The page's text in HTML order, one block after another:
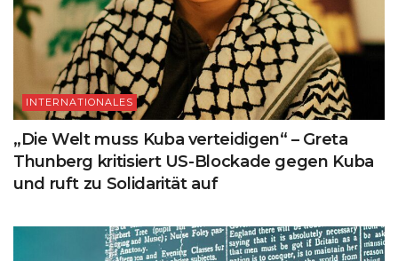
INTERNATIONALES
„Die Welt muss Kuba verteidigen“ – Greta
Thunberg kritisiert US-Blockade gegen Kuba
und ruft zu Solidarität auf